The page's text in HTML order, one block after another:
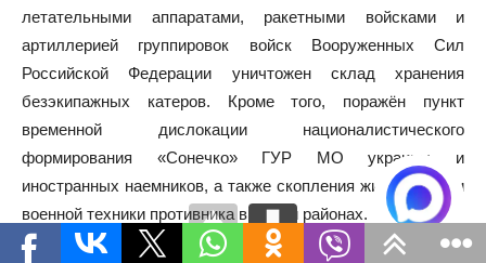
летательными аппаратами, ракетными войсками и
артиллерией группировок войск Вооруженных Сил
Российской Федерации уничтожен склад хранения
безэкипажных катеров. Кроме того, поражён пункт
временной дислокации националистического
формирования «Сонечко» ГУР МО украины и
иностранных наемников, а также скопления живой силы и
военной техники противника в 113-ти районах.